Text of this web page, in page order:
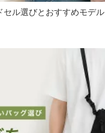
セル選びとおすすめモデル